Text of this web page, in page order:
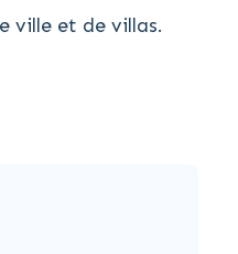
ville et de villas.